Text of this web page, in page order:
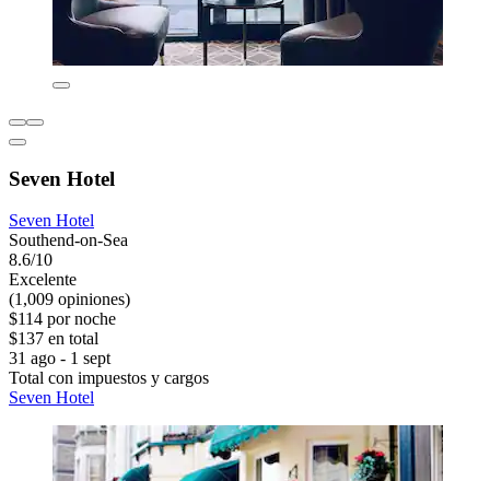
Seven Hotel
Seven Hotel
Southend-on-Sea
8.6/10
Excelente
(1,009 opiniones)
$114 por noche
$137 en total
31 ago - 1 sept
Total con impuestos y cargos
Seven Hotel